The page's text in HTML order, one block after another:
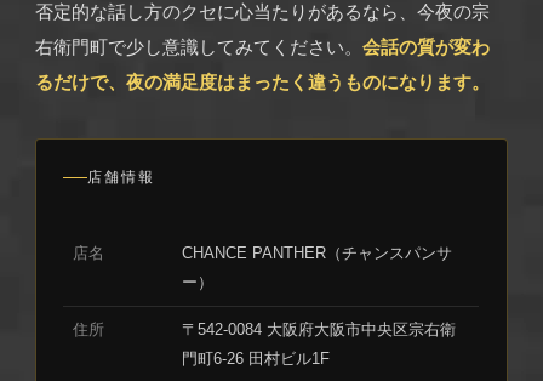
否定的な話し方のクセに心当たりがあるなら、今夜の宗
右衛門町で少し意識してみてください。会話の質が変わ
るだけで、夜の満足度はまったく違うものになります。
店舗情報
店名
CHANCE PANTHER（チャンスパンサ
ー）
住所
〒542-0084 大阪府大阪市中央区宗右衛
門町6-26 田村ビル1F